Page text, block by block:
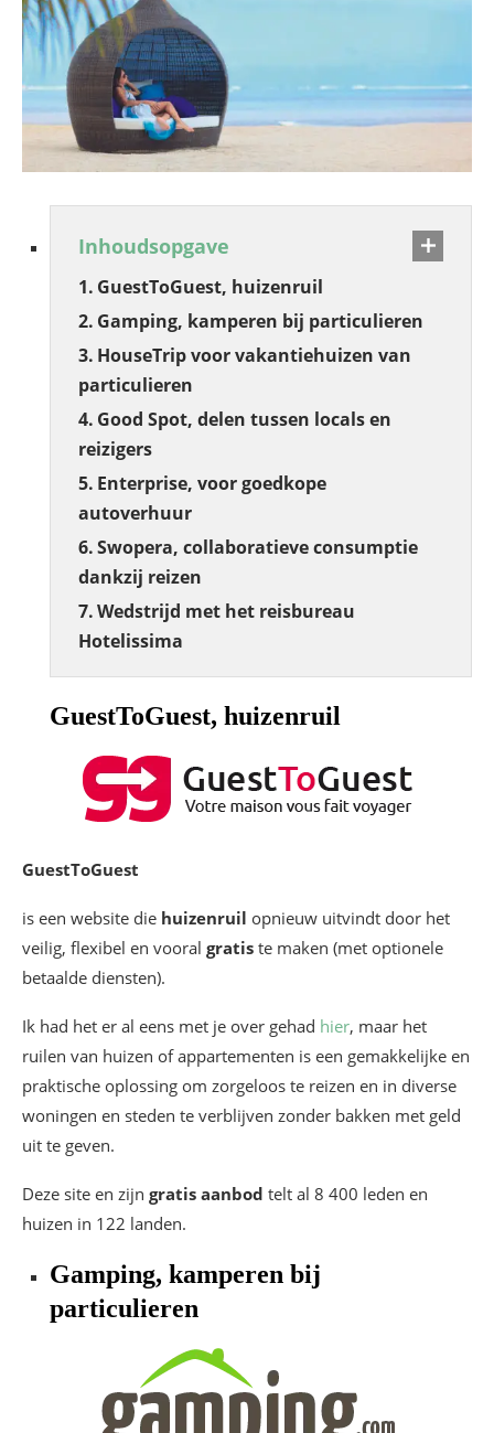
Inhoudsopgave
GuestToGuest, huizenruil
Gamping, kamperen bij particulieren
HouseTrip voor vakantiehuizen van
particulieren
Good Spot, delen tussen locals en
reizigers
Enterprise, voor goedkope
autoverhuur
Swopera, collaboratieve consumptie
dankzij reizen
Wedstrijd met het reisbureau
Hotelissima
GuestToGuest, huizenruil
GuestToGuest
is een website die huizenruil opnieuw uitvindt door het
veilig, flexibel en vooral gratis te maken (met optionele
betaalde diensten).
Ik had het er al eens met je over gehad hier, maar het
ruilen van huizen of appartementen is een gemakkelijke en
praktische oplossing om zorgeloos te reizen en in diverse
woningen en steden te verblijven zonder bakken met geld
uit te geven.
Deze site en zijn gratis aanbod telt al 8 400 leden en
huizen in 122 landen.
Gamping, kamperen bij
particulieren